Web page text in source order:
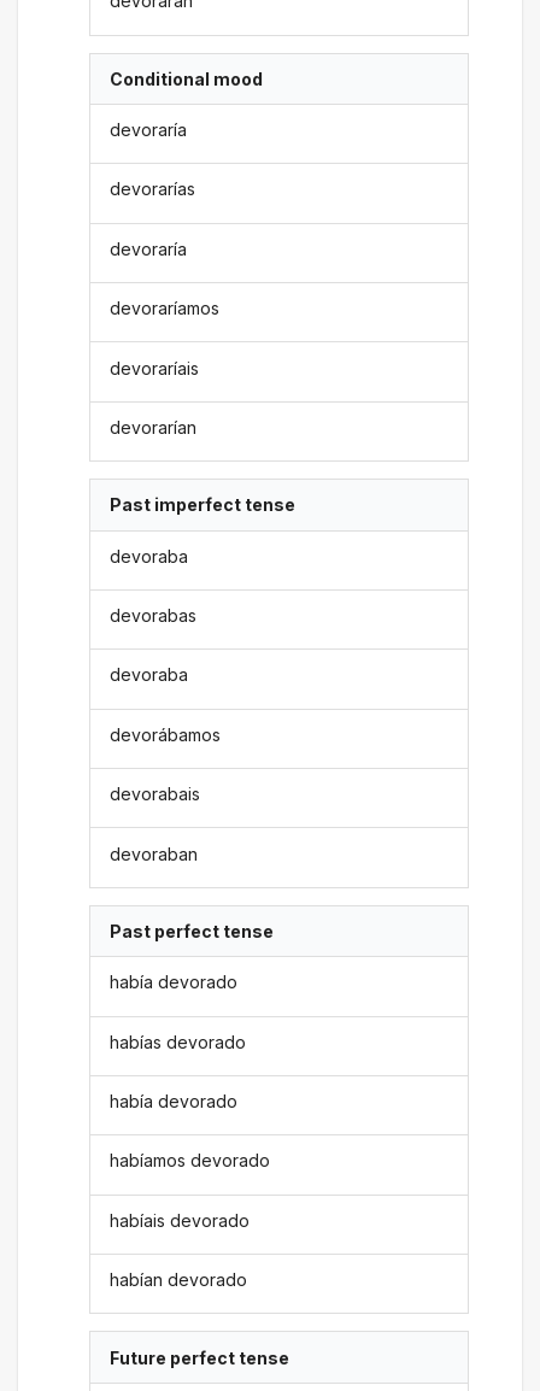
Conditional mood
devoraría
devorarías
devoraría
devoraríamos
devoraríais
devorarían
Past imperfect tense
devoraba
devorabas
devoraba
devorábamos
devorabais
devoraban
Past perfect tense
había devorado
habías devorado
había devorado
habíamos devorado
habíais devorado
habían devorado
Future perfect tense